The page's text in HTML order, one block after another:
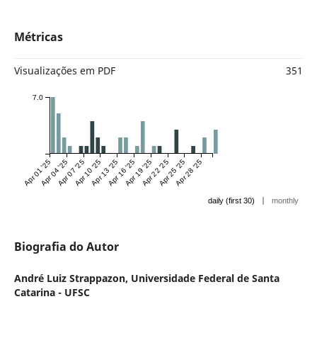
Métricas
Visualizações em PDF 351
Apr 01 '25Apr 04 '25Apr 07 '25Apr 10 '25Apr 13 '25Apr 16 '25Apr 19 '25Apr 22 '25Apr 25 '25Apr 28 '25
7.0
daily (first 30) | monthly
Biografia do Autor
André Luiz Strappazon, Universidade Federal de Santa
Catarina - UFSC